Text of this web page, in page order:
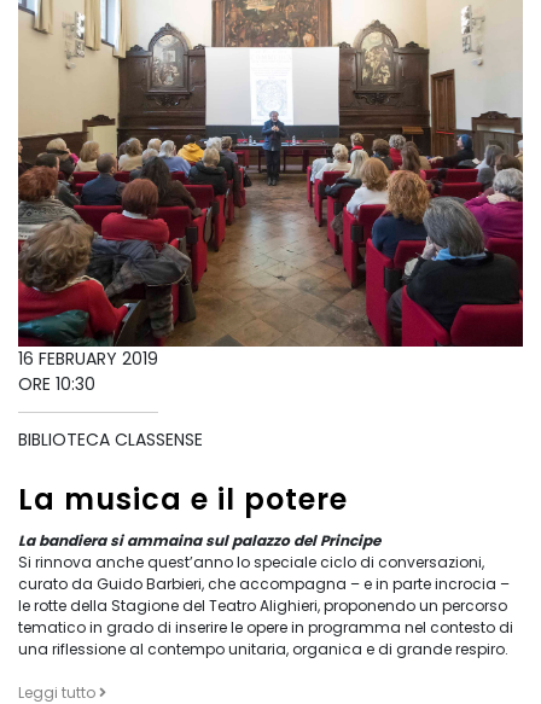
16 FEBRUARY 2019
ORE 10:30
BIBLIOTECA CLASSENSE
La musica e il potere
La bandiera si ammaina sul palazzo del Principe
Si rinnova anche quest’anno lo speciale ciclo di conversazioni,
curato da Guido Barbieri, che accompagna – e in parte incrocia –
le rotte della Stagione del Teatro Alighieri, proponendo un percorso
tematico in grado di inserire le opere in programma nel contesto di
una riflessione al contempo unitaria, organica e di grande respiro.
Leggi tutto